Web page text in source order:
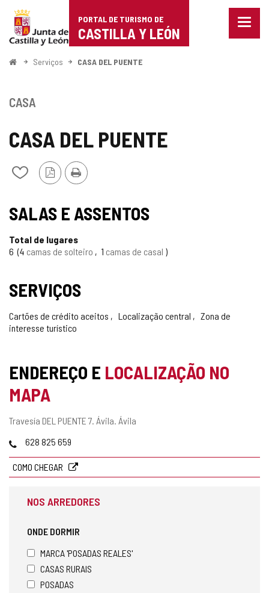
Portal
de
Turismo
Castilla
León
PORTAL DE TURISMO DE
CASTILLA Y LEÓN
Menu
ComeçoServiços CASA DEL PUENTE
CASA DEL PUENTE
Adicionar
de
meus
Versão
PDF
Imprimir
CASA
SALAS E ASSENTOS
Total de lugares
6 4 camas de solteiro 1 camas de casal
SERVIÇOS
Cartões de crédito aceitos Localização central
Zona de
interesse turístico
ENDEREÇO E LOCALIZAÇÃO NO
MAPA
Endereço
Travesía DEL PUENTE 7. Ávila. Ávila
Telefones
628 825 659
COMO CHEGAR
NOS ARREDORES
ONDE DORMIR
MARCA 'POSADAS REALES'
CASAS RURAIS
POSADAS